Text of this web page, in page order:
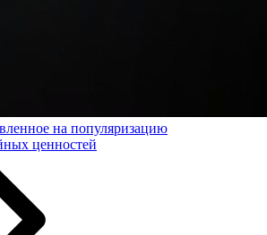
на популяризацию
ценностей